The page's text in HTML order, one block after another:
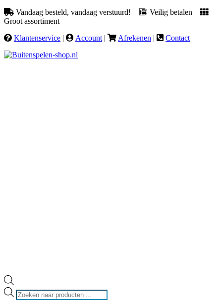
Vandaag besteld, vandaag verstuurd!
Veilig betalen
Groot assortiment
Klantenservice | Account | Afrekenen | Contact
Producten
zoeken